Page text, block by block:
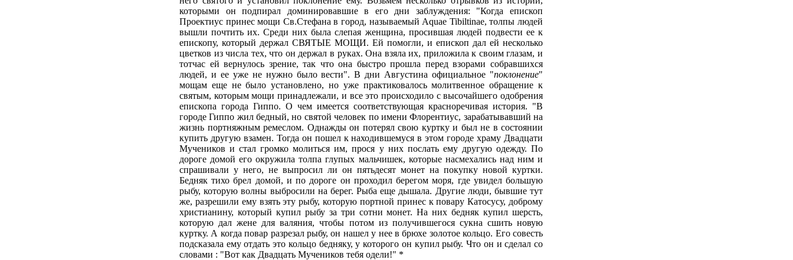
которыми он подпирал доминировавшие в его дни заблуждения: "Когда епископ
Проектиус принес мощи Св.Стефана в город, называемый Aquae Tibiltinae, толпы людей
вышли почтить их. Среди них была слепая женщина, просившая людей подвести ее к
епископу, который держал СВЯТЫЕ МОЩИ. Ей помогли, и епископ дал ей несколько
цветков из числа тех, что он держал в руках. Она взяла их, приложила к своим глазам, и
тотчас ей вернулось зрение, так что она быстро прошла перед взорами собравшихся
людей, и ее уже не нужно было вести". В дни Августина официальное "поклонение"
мощам еще не было установлено, но уже практиковалось молитвенное обращение к
святым, которым мощи принадлежали, и все это происходило с высочайшего одобрения
епископа города Гиппо. О чем имеется соответствующая красноречивая история. "В
городе Гиппо жил бедный, но святой человек по имени Флорентиус, зарабатывавший на
жизнь портняжным ремеслом. Однажды он потерял свою куртку и был не в состоянии
купить другую взамен. Тогда он пошел к находившемуся в этом городе храму Двадцати
Мучеников и стал громко молиться им, прося у них послать ему другую одежду. По
дороге домой его окружила толпа глупых мальчишек, которые насмехались над ним и
спрашивали у него, не выпросил ли он пятьдесят монет на покупку новой куртки.
Бедняк тихо брел домой, и по дороге он проходил берегом моря, где увидел большую
рыбу, которую волны выбросили на берег. Рыба еще дышала. Другие люди, бывшие тут
же, разрешили ему взять эту рыбу, которую портной принес к повару Катосусу, доброму
христианину, который купил рыбу за три сотни монет. На них бедняк купил шерсть,
которую дал жене для валяния, чтобы потом из получившегося сукна сшить новую
куртку. А когда повар разрезал рыбу, он нашел у нее в брюхе золотое кольцо. Его совесть
подсказала ему отдать это кольцо бедняку, у которого он купил рыбу. Что он и сделал со
словами : "Вот как Двадцать Мучеников тебя одели!" *